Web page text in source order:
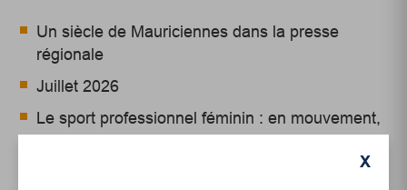
Un siècle de Mauriciennes dans la presse
régionale
Juillet 2026
Le sport professionnel féminin : en mouvement,
X